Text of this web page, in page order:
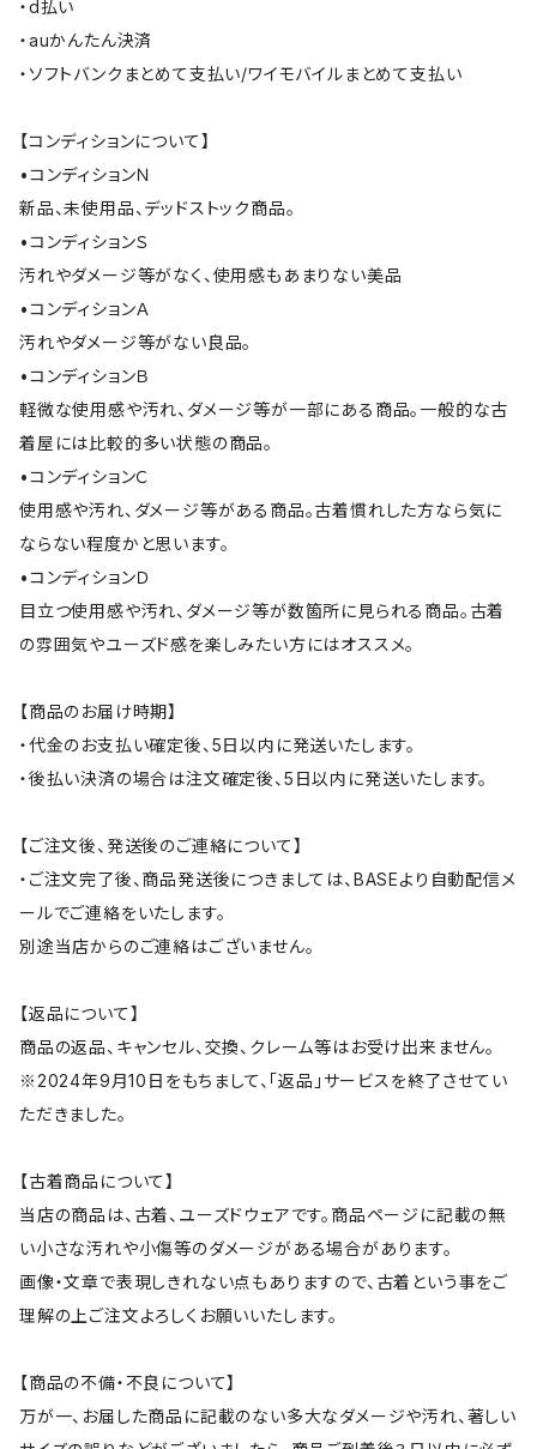
・d払い
・auかんたん決済
・ソフトバンクまとめて支払い/ワイモバイルまとめて支払い
【コンディションについて】
•コンディションＮ
新品、未使用品、デッドストック商品。
•コンディションＳ
汚れやダメージ等がなく、使用感もあまりない美品
•コンディションＡ
汚れやダメージ等がない良品。
•コンディションＢ
軽微な使用感や汚れ、ダメージ等が一部にある商品。一般的な古
着屋には比較的多い状態の商品。
•コンディションＣ
使用感や汚れ、ダメージ等がある商品。古着慣れした方なら気に
ならない程度かと思います。
•コンディションＤ
目立つ使用感や汚れ、ダメージ等が数箇所に見られる商品。古着
の雰囲気やユーズド感を楽しみたい方にはオススメ。
【商品のお届け時期】
・代金のお支払い確定後、5日以内に発送いたします。
・後払い決済の場合は注文確定後、5日以内に発送いたします。
【ご注文後、発送後のご連絡について】
・ご注文完了後、商品発送後につきましては、BASEより自動配信メ
ールでご連絡をいたします。
別途当店からのご連絡はございません。
【返品について】
商品の返品、キャンセル、交換、クレーム等はお受け出来ません。
※2024年9月10日をもちまして、「返品」サービスを終了させてい
ただきました。
【古着商品について】
当店の商品は、古着、ユーズドウェアです。商品ページに記載の無
い小さな汚れや小傷等のダメージがある場合があります。
画像・文章で表現しきれない点もありますので、古着という事をご
理解の上ご注文よろしくお願いいたします。
【商品の不備・不良について】
万が一、お届した商品に記載のない多大なダメージや汚れ、著しい